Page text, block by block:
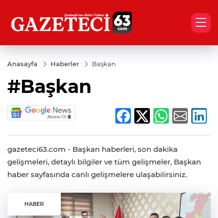
Anasayfa Haberler Başkan
#Başkan
gazeteci63.com - Başkan haberleri, son dakika
gelişmeleri, detaylı bilgiler ve tüm gelişmeler, Başkan
haber sayfasında canlı gelişmelere ulaşabilirsiniz.
HABER